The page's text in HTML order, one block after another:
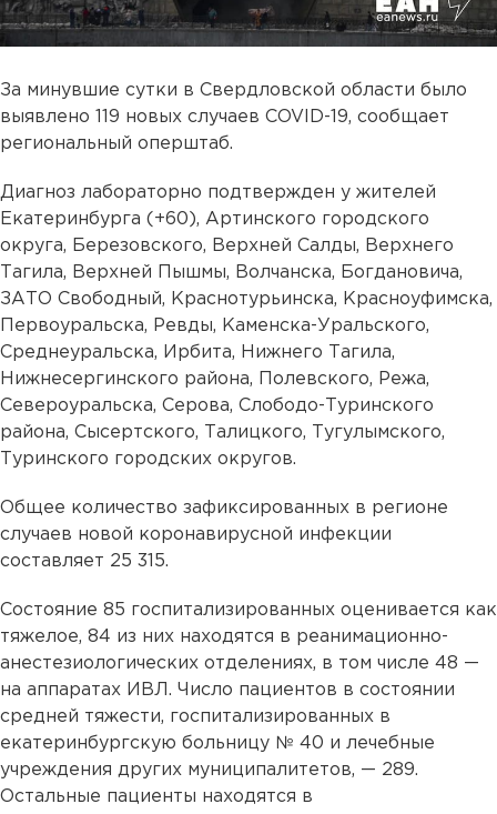
За минувшие сутки в Свердловской области было
выявлено 119 новых случаев COVID-19, сообщает
региональный оперштаб.
Диагноз лабораторно подтвержден у жителей
Екатеринбурга (+60), Артинского городского
округа, Березовского, Верхней Салды, Верхнего
Тагила, Верхней Пышмы, Волчанска, Богдановича,
ЗАТО Свободный, Краснотурьинска, Красноуфимска,
Первоуральска, Ревды, Каменска-Уральского,
Среднеуральска, Ирбита, Нижнего Тагила,
Нижнесергинского района, Полевского, Режа,
Североуральска, Серова, Слободо-Туринского
района, Сысертского, Талицкого, Тугулымского,
Туринского городских округов.
Общее количество зафиксированных в регионе
случаев новой коронавирусной инфекции
составляет 25 315.
Состояние 85 госпитализированных оценивается как
тяжелое, 84 из них находятся в реанимационно-
анестезиологических отделениях, в том числе 48 —
на аппаратах ИВЛ. Число пациентов в состоянии
средней тяжести, госпитализированных в
екатеринбургскую больницу № 40 и лечебные
учреждения других муниципалитетов, — 289.
Остальные пациенты находятся в